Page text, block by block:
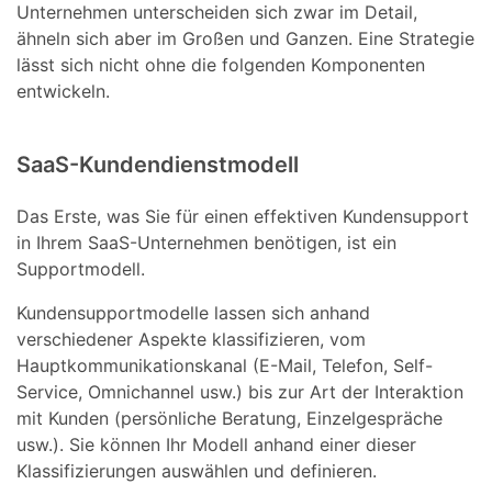
Unternehmen unterscheiden sich zwar im Detail,
ähneln sich aber im Großen und Ganzen. Eine Strategie
lässt sich nicht ohne die folgenden Komponenten
entwickeln.
SaaS-Kundendienstmodell
Das Erste, was Sie für einen effektiven Kundensupport
in Ihrem SaaS-Unternehmen benötigen, ist ein
Supportmodell.
Kundensupportmodelle lassen sich anhand
verschiedener Aspekte klassifizieren, vom
Hauptkommunikationskanal (E-Mail, Telefon, Self-
Service, Omnichannel usw.) bis zur Art der Interaktion
mit Kunden (persönliche Beratung, Einzelgespräche
usw.). Sie können Ihr Modell anhand einer dieser
Klassifizierungen auswählen und definieren.